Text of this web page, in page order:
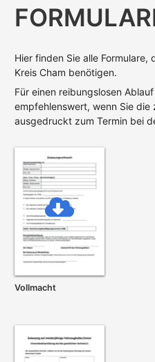
Hier finden Sie alle Formulare,
Kreis Cham benötigen.
Für einen reibungslosen
empfehlenswert, wenn Sie die
ausgedruckt zum Termin bei
Vollmacht